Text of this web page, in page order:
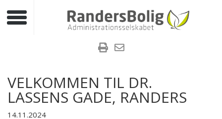
Toggle navigation
VELKOMMEN TIL DR.
LASSENS GADE, RANDERS
14.11.2024